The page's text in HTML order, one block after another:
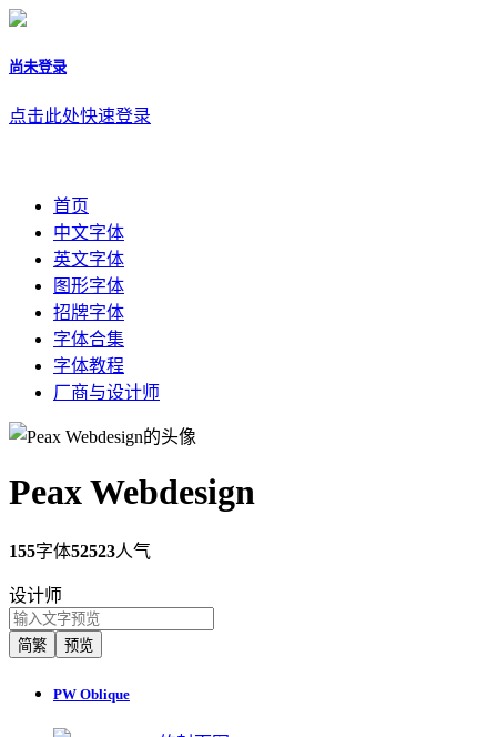
尚未登录
点击此处快速登录
首页
中文字体
英文字体
图形字体
招牌字体
字体合集
字体教程
厂商与设计师
Peax Webdesign
155字体52523人气
设计师
简繁 预览
PW Oblique